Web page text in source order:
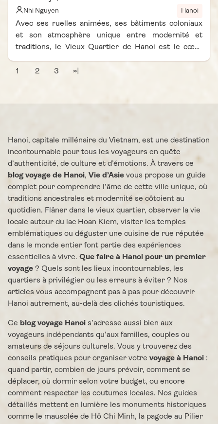
Nhi Nguyen Hanoi
Avec ses ruelles animées, ses bâtiments coloniaux
et son atmosphère unique entre modernité et
traditions, le Vieux Quartier de Hanoi est le cœur
ce quartier historique permet de plonger au plus
vérifiées selon les derniers avis voyageurs et les
services proposés.
1 2 3 »|
Hanoi, capitale millénaire du Vietnam, est une destination
incontournable pour tous les voyageurs en quête
d’authenticité, de culture et d’émotions. À travers ce
blog voyage de Hanoi, Vie d’Asie vous propose un guide
complet pour comprendre l’âme de cette ville unique, où
traditions ancestrales et modernité se côtoient au
quotidien. Flâner dans le vieux quartier, observer la vie
locale autour du lac Hoan Kiem, visiter les temples
emblématiques ou déguster une cuisine de rue réputée
dans le monde entier font partie des expériences
essentielles à vivre. Que faire à Hanoi pour un premier
voyage ? Quels sont les lieux incontournables, les
quartiers à privilégier ou les erreurs à éviter ? Nos
articles vous accompagnent pas à pas pour découvrir
Hanoi autrement, au-delà des clichés touristiques.
Ce blog voyage Hanoi s’adresse aussi bien aux
voyageurs indépendants qu’aux familles, couples ou
amateurs de séjours culturels. Vous y trouverez des
conseils pratiques pour organiser votre voyage à Hanoi :
quand partir, combien de jours prévoir, comment se
déplacer, où dormir selon votre budget, ou encore
comment respecter les coutumes locales. Nos guides
détaillés mettent en lumière les monuments historiques
comme le mausolée de Hô Chi Minh, la pagode au Pilier